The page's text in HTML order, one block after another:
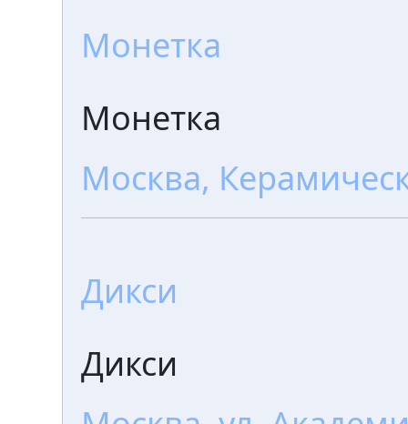
Монетка
Монетка
Москва,
Дикси
Дикси